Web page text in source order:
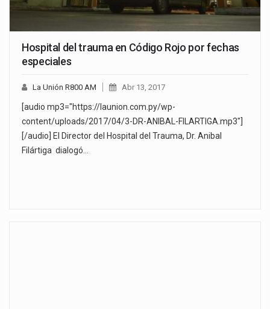
Hospital del trauma en Código Rojo por fechas
especiales
La Unión R800 AM Abr 13, 2017
[audio mp3="https://launion.com.py/wp-
content/uploads/2017/04/3-DR-ANIBAL-FILARTIGA.mp3"]
[/audio] El Director del Hospital del Trauma, Dr. Anibal
Filártiga dialogó…